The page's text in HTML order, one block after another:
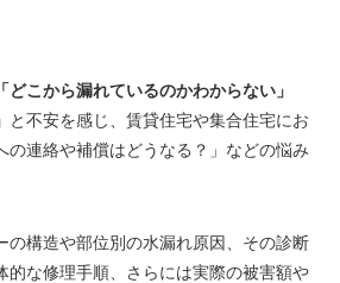
どこから漏れているのかわからない」
と不安を感じ、賃貸住宅や集合住宅にお
の連絡や補償はどうなる？」などの悩み
の構造や部位別の水漏れ原因、その診断
的な修理手順、さらには実際の被害額や